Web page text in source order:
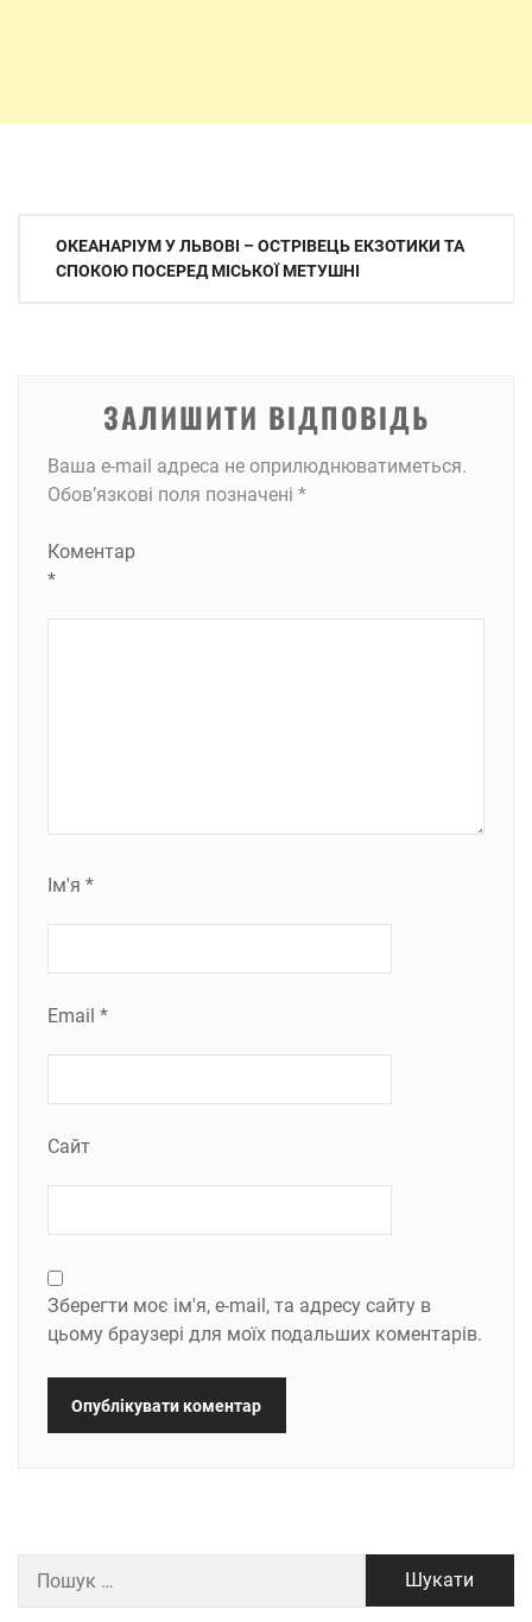
Навігація
записів
ОКЕАНАРІУМ У ЛЬВОВІ – ОСТРІВЕЦЬ ЕКЗОТИКИ ТА
СПОКОЮ ПОСЕРЕД МІСЬКОЇ МЕТУШНІ
ЗАЛИШИТИ ВІДПОВІДЬ
Ваша e-mail адреса не оприлюднюватиметься.
Обов’язкові поля позначені *
Коментар
*
Ім'я *
Email *
Сайт
Зберегти моє ім'я, e-mail, та адресу сайту в
цьому браузері для моїх подальших коментарів.